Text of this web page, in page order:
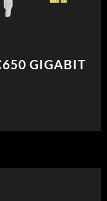
GIGABIT